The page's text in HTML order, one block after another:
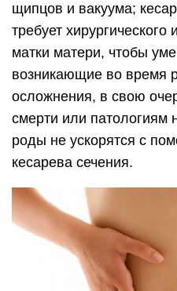
щипцов и вакуума;
требует
матки матери, чтобы
возникающие во время
осложнения, в свою
смерти или патологиям
роды не ускорятся с
кесарева сечения.